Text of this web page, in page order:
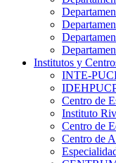
Institutos y
INTE-
Centro de
Instituto
Centro de
Centro de